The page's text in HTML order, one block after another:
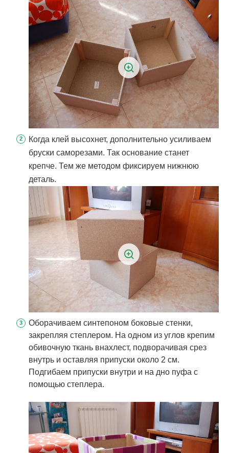
Когда клей высохнет, дополнительно усиливаем
бруски саморезами. Так основание станет
крепче. Тем же методом фиксируем нижнюю
деталь.
Оборачиваем синтепоном боковые стенки,
закрепляя степлером. На одном из углов крепим
обивочную ткань внахлест, подворачивая срез
внутрь и оставляя припуски около 2 см.
Подгибаем припуски внутри и на дно пуфа с
помощью степлера.